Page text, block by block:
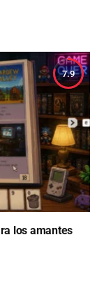
7.9
los amantes